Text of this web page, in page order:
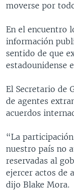
DEPORTIVO
NOTA
moverse por
En el encuentro
información
sentido de que
estadounidense
El Secretario de
de agentes
acuerdos
“La
nuestro país no
reservadas al
ejercer actos de
dijo Blake Mora.